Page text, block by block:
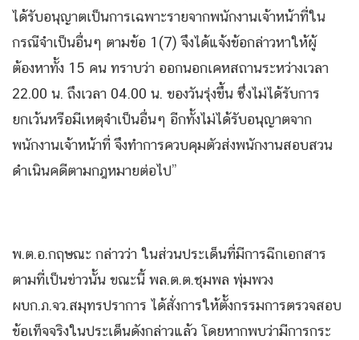
ได้รับอนุญาตเป็นการเฉพาะรายจากพนักงานเจ้าหน้าที่ใน
กรณีจำเป็นอื่นๆ ตามข้อ 1(7) จึงได้แจ้งข้อกล่าวหาให้ผู้
ต้องหาทั้ง 15 คน ทราบว่า ออกนอกเคหสถานระหว่างเวลา
22.00 น. ถึงเวลา 04.00 น. ของวันรุ่งขึ้น ซึ่งไม่ได้รับการ
ยกเว้นหรือมีเหตุจำเป็นอื่นๆ อีกทั้งไม่ได้รับอนุญาตจาก
พนักงานเจ้าหน้าที่ จึงทำการควบคุมตัวส่งพนักงานสอบสวน
ดำเนินคดีตามกฎหมายต่อไป”
พ.ต.อ.กฤษณะ กล่าวว่า ในส่วนประเด็นที่มีการฉีกเอกสาร
ตามที่เป็นข่าวนั้น ขณะนี้ พล.ต.ต.ชุมพล พุ่มพวง
ผบก.ภ.จว.สมุทรปราการ ได้สั่งการให้ตั้งกรรมการตรวจสอบ
ข้อเท็จจริงในประเด็นดังกล่าวแล้ว โดยหากพบว่ามีการกระ